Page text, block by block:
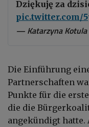
Dziękuję za
pic.twitter.com/
— Katarzyna Kotula
Die Einführung
Partnerschaften
Punkte für die
die die
angekündigt hatte.